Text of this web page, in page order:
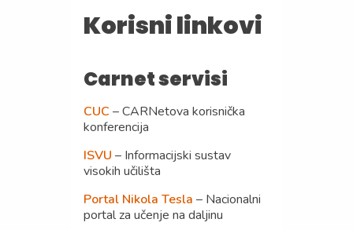
Korisni linkovi
Carnet servisi
CUC – CARNetova korisnička
konferencija
ISVU – Informacijski sustav
visokih učilišta
Portal Nikola Tesla – Nacionalni
portal za učenje na daljinu